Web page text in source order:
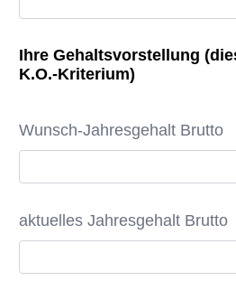
Ihre Gehaltsvorstellung
K.O.-Kriterium)
Wunsch-Jahresgehalt Brutto
aktuelles Jahresgehalt Brutto